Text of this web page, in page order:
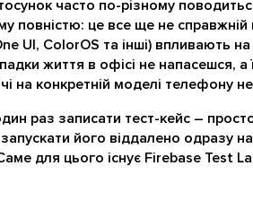
часто по-різному
повністю: це все ще не справжній
UI, ColorOS та інші) впливають
життя в офісі не напасешся,
на конкретній моделі телефону
раз записати тест-кейс –
його віддалено одразу
для цього існує Firebase Test